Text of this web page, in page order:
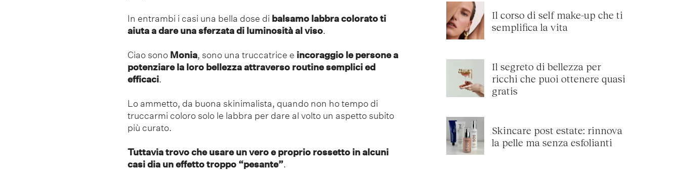
In entrambi i casi una bella dose di balsamo labbra colorato ti
aiuta a dare una sferzata di luminosità al viso.
Ciao sono Monia, sono una truccatrice e incoraggio le persone a
potenziare la loro bellezza attraverso routine semplici ed
efficaci.
Lo ammetto, da buona skinimalista, quando non ho tempo di
truccarmi coloro solo le labbra per dare al volto un aspetto subito
più curato.
Tuttavia trovo che usare un vero e proprio rossetto in alcuni
casi dia un effetto troppo “pesante”.
Il corso di self make-up che ti
semplifica la vita
Il segreto di bellezza per
ricchi che puoi ottenere quasi
gratis
Skincare post estate: rinnova
la pelle ma senza esfolianti